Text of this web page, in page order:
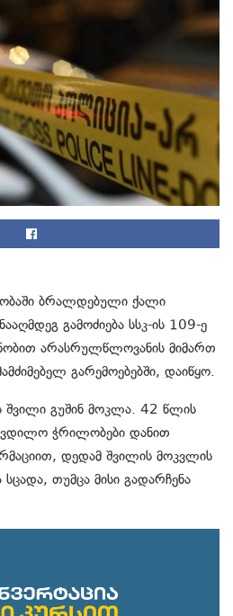
ბრალდებული ქალი
გამოძიება სსკ-ის 109-ე
არასრულწლოვანის მიმართ
გარემოებებში, დაიწყო.
გუშინ მოკლა. 42 წლის
ჭრილობები დანით
დედამ შვილის მოკვლის
თუმცა მისი გადარჩენა